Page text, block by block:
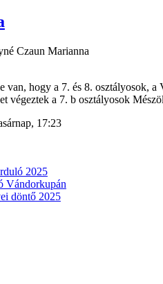
Czaun Marianna
van, hogy a 7. és 8. osztályosok,
végeztek a 7. b osztályosok
17:23
2025
Vándorkupán
döntő 2025